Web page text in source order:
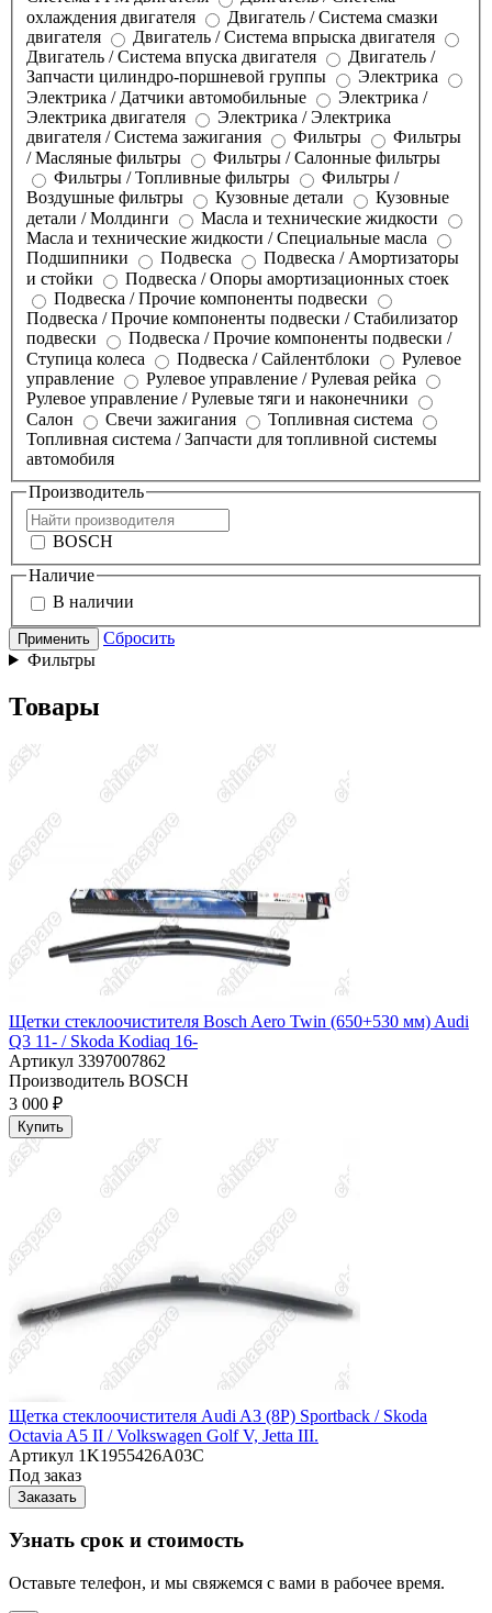
охлаждения двигателя
Двигатель / Система смазки
двигателя
Двигатель / Система впрыска двигателя
Двигатель / Система впуска двигателя
Двигатель /
Запчасти цилиндро-поршневой группы
Электрика
Электрика / Датчики автомобильные
Электрика /
Электрика двигателя
Электрика / Электрика
двигателя / Система зажигания
Фильтры
Фильтры
/ Масляные фильтры
Фильтры / Салонные фильтры
Фильтры / Топливные фильтры
Фильтры /
Воздушные фильтры
Кузовные детали
Кузовные
детали / Молдинги
Масла и технические жидкости
Масла и технические жидкости / Специальные масла
Подшипники
Подвеска
Подвеска / Амортизаторы
и стойки
Подвеска / Опоры амортизационных стоек
Подвеска / Прочие компоненты подвески
Подвеска / Прочие компоненты подвески / Стабилизатор
подвески
Подвеска / Прочие компоненты подвески /
Ступица колеса
Подвеска / Сайлентблоки
Рулевое
управление
Рулевое управление / Рулевая рейка
Рулевое управление / Рулевые тяги и наконечники
Салон
Свечи зажигания
Топливная система
Топливная система / Запчасти для топливной системы
автомобиля
Производитель
BOSCH
Наличие
В наличии
Применить
Сбросить
Фильтры
Товары
Щетки стеклоочистителя Bosch Aero Twin (650+530 мм) Audi
Q3 11- / Skoda Kodiaq 16-
Артикул 3397007862
Производитель BOSCH
3 000 ₽
Купить
Щетка стеклоочистителя Audi A3 (8P) Sportback / Skoda
Octavia A5 II / Volkswagen Golf V, Jetta III.
Артикул 1K1955426A03C
Под заказ
Заказать
Узнать срок и стоимость
Оставьте телефон, и мы свяжемся с вами в рабочее время.